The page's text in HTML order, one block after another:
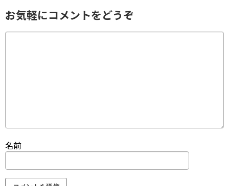
お気軽にコメントをどうぞ
名前